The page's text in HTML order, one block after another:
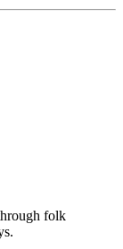
folk